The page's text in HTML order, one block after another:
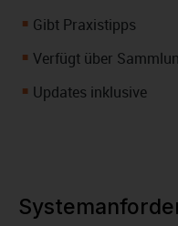
Gibt Praxistipps
Verfügt über
Updates inklusive